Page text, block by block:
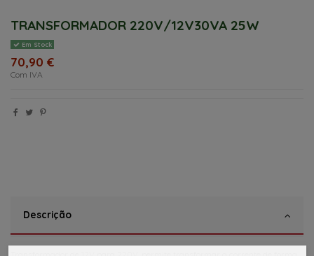
TRANSFORMADOR 220V/12V30VA 25W
Em Stock
70,90 €
Com IVA
Descrição